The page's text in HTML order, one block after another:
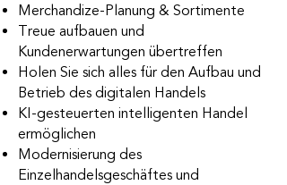
Merchandize-Planung & Sortimente
Treue aufbauen und
Kundenerwartungen übertreffen
Holen Sie sich alles für den Aufbau und
Betrieb des digitalen Handels
KI-gesteuerten intelligenten Handel
ermöglichen
Modernisierung des
Einzelhandelsgeschäftes und